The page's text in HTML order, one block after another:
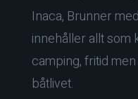
Inaca, Brunner
innehåller allt som
camping, fritid
båtlivet.